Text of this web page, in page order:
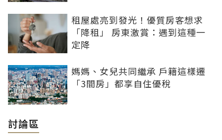
租屋處亮到發光！優質房客想求
「降租」 房東激賞：遇到這種一
定降
媽媽、女兒共同繼承 戶籍這樣遷
「3間房」都享自住優稅
討論區